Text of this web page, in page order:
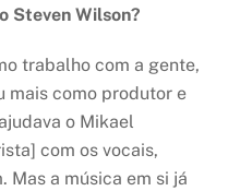
Steven Wilson?
trabalho com a gente,
mais como produtor e
o Mikael
com os vocais,
Mas a música em si já